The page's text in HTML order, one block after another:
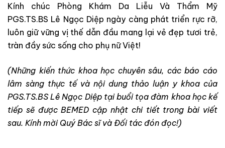
Kính chúc Phòng Khám Da Liễu Và Thẩm Mỹ
PGS.TS.BS Lê Ngọc Diệp ngày càng phát triển rực rỡ,
luôn giữ vững vị thế dẫn đầu mang lại vẻ đẹp tươi trẻ,
tràn đầy sức sống cho phụ nữ Việt!
(Những kiến thức khoa học chuyên sâu, các báo cáo
lâm sàng thực tế và nội dung thảo luận y khoa của
PGS.TS.BS Lê Ngọc Diệp tại buổi tọa đàm khoa học kế
tiếp sẽ được BEMED cập nhật chi tiết trong bài viết
sau. Kính mời Quý Bác sĩ và Đối tác đón đọc!)